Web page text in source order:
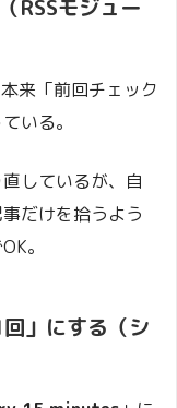
RSSモジュー
来「前回チェック
いる。
しているが、自
だけを拾うよう
。
」にする（シ